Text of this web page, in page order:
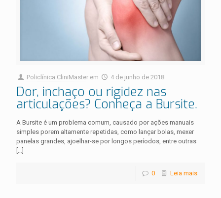
Policlínica CliniMaster em 4 de junho de 2018
Dor, inchaço ou rigidez nas
articulações? Conheça a Bursite.
A Bursite é um problema comum, causado por ações manuais
simples porem altamente repetidas, como lançar bolas, mexer
panelas grandes, ajoelhar-se por longos períodos, entre outras
[…]
0 Leia mais